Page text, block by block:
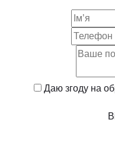
Даю згоду на